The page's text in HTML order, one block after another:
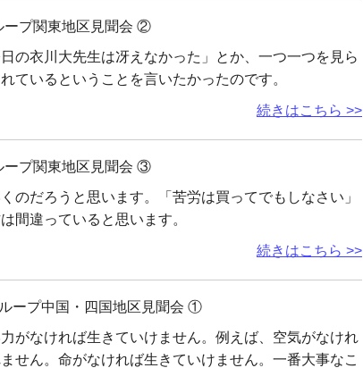
ープ関東地区見聞会 ②
の衣川大先生は冴えなかった」とか、一つ一つを見ら
ているということを言いたかったのです。
続きはこちら >>
ープ関東地区見聞会 ③
のだろうと思います。「苦労は買ってでもしなさい」
間違っていると思います。
続きはこちら >>
ープ中国・四国地区見聞会 ①
がなければ生きていけません。例えば、空気がなけれ
せん。命がなければ生きていけません。一番大事なこ